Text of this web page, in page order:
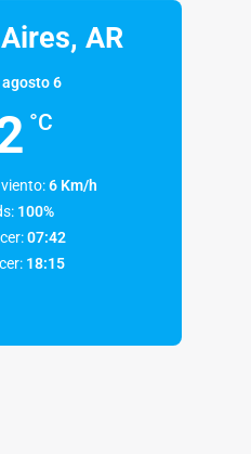
AR
agosto 6
°C
6 Km/h
100%
07:42
18:15